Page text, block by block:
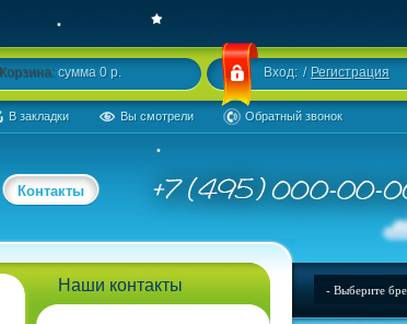
Корзина: сумма 0 р. Вход: / Регистрация
В закладки Вы смотрели Обратный звонок
Контакты
Наши контакты